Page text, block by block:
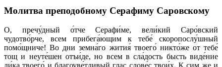
Молитва преподобному Серафиму Саровскому
О, пречу́дный о́тче Серафи́ме, вели́кий Саро́вский
чудотво́рче, всем прибега́ющим к тебе́ скоропослу́шный
помо́щниче! Во дни земна́го жития́ твоего́ никто́же от тебе́
тощ и неуте́шен отъи́де, но всем в сла́дость бысть виде́ние